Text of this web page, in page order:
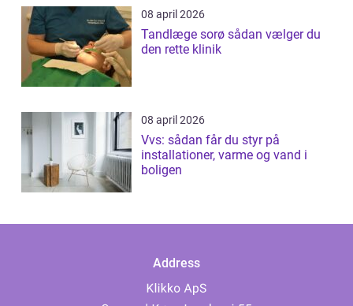
08 april 2026
Tandlæge sorø sådan vælger du
den rette klinik
08 april 2026
Vvs: sådan får du styr på
installationer, varme og vand i
boligen
Address